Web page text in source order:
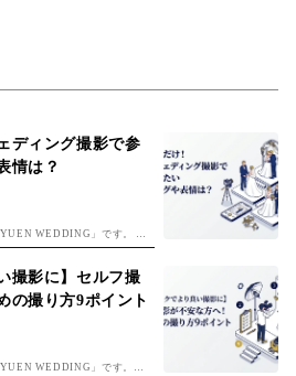
ディング撮影で参
情は？
WEDDING」です。 初
撮り完全ガイド」、費用は
ェック。 楽しみな反面、 ・ど
撮影に】セルフ撮
の撮り方9ポイント
WEDDING」です。セ